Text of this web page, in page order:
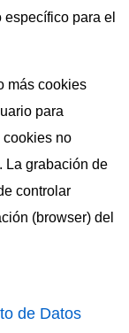
para el
más cookies
para
cookies no
La grabación de
controlar
(browser) del
de Datos